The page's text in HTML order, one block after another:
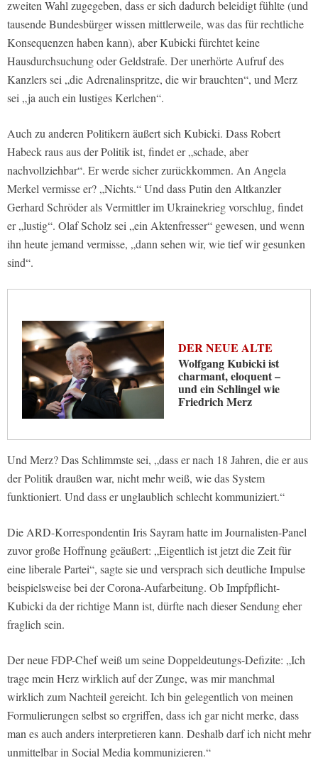
zweiten Wahl zugegeben, dass er sich dadurch beleidigt fühlte (und
tausende Bundesbürger wissen mittlerweile, was das für rechtliche
Konsequenzen haben kann), aber Kubicki fürchtet keine
Hausdurchsuchung oder Geldstrafe. Der unerhörte Aufruf des
Kanzlers sei „die Adrenalinspritze, die wir brauchten“, und Merz
sei „ja auch ein lustiges Kerlchen“.
Auch zu anderen Politikern äußert sich Kubicki. Dass Robert
Habeck raus aus der Politik ist, findet er „schade, aber
nachvollziehbar“. Er werde sicher zurückkommen. An Angela
Merkel vermisse er? „Nichts.“ Und dass Putin den Altkanzler
Gerhard Schröder als Vermittler im Ukrainekrieg vorschlug, findet
er „lustig“. Olaf Scholz sei „ein Aktenfresser“ gewesen, und wenn
ihn heute jemand vermisse, „dann sehen wir, wie tief wir gesunken
sind“.
DER NEUE ALTE
Wolfgang Kubicki ist
charmant, eloquent –
und ein Schlingel wie
Friedrich Merz
Und Merz? Das Schlimmste sei, „dass er nach 18 Jahren, die er aus
der Politik draußen war, nicht mehr weiß, wie das System
funktioniert. Und dass er unglaublich schlecht kommuniziert.“
Die ARD-Korrespondentin Iris Sayram hatte im Journalisten-Panel
zuvor große Hoffnung geäußert: „Eigentlich ist jetzt die Zeit für
eine liberale Partei“, sagte sie und versprach sich deutliche Impulse
beispielsweise bei der Corona-Aufarbeitung. Ob Impfpflicht-
Kubicki da der richtige Mann ist, dürfte nach dieser Sendung eher
fraglich sein.
Der neue FDP-Chef weiß um seine Doppeldeutungs-Defizite: „Ich
trage mein Herz wirklich auf der Zunge, was mir manchmal
wirklich zum Nachteil gereicht. Ich bin gelegentlich von meinen
Formulierungen selbst so ergriffen, dass ich gar nicht merke, dass
man es auch anders interpretieren kann. Deshalb darf ich nicht mehr
unmittelbar in Social Media kommunizieren.“